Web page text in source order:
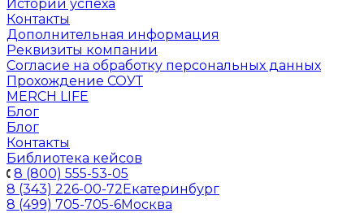
Истории успеха
Контакты
Дополнительная информация
Реквизиты компании
Согласие на обработку персональных данных
Прохождение СОУТ
MERCH LIFE
Блог
Блог
Контакты
Библиотека кейсов
8 (800) 555-53-05
8 (343) 226-00-72Екатеринбург
8 (499) 705-705-6Москва